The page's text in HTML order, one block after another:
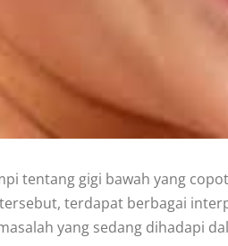
tentang gigi bawah yang
terdapat berbagai
yang sedang dihadapi